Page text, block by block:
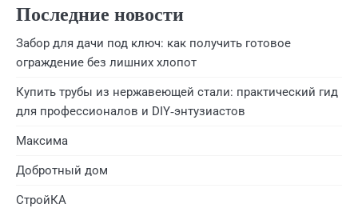
Последние новости
Забор для дачи под ключ: как получить готовое
ограждение без лишних хлопот
Купить трубы из нержавеющей стали: практический гид
для профессионалов и DIY‑энтузиастов
Максима
Добротный дом
СтройКА